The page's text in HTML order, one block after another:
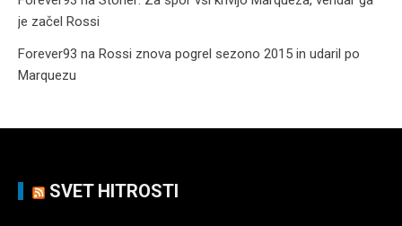
je začel Rossi
Forever93 na Rossi znova pogrel sezono 2015 in udaril po
Marquezu
SVET HITROSTI